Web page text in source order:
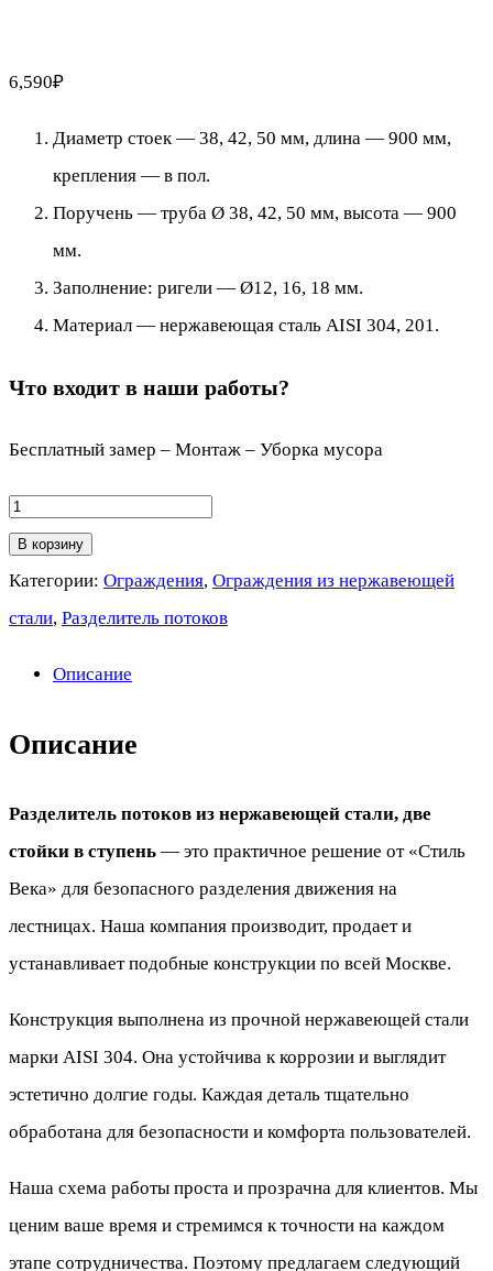
6,590₽
Диаметр стоек — 38, 42, 50 мм, длина — 900 мм,
крепления — в пол.
Поручень — труба Ø 38, 42, 50 мм, высота — 900
мм.
Заполнение: ригели — Ø12, 16, 18 мм.
Материал — нержавеющая сталь AISI 304, 201.
Что входит в наши работы?
Бесплатный замер – Монтаж – Уборка мусора
Количество
товара
Разделитель
потоков
стойки
ступень
В корзину
Категории: Ограждения, Ограждения из нержавеющей
стали, Разделитель потоков
Описание
Описание
Разделитель потоков из нержавеющей стали, две
стойки в ступень — это практичное решение от «Стиль
Века» для безопасного разделения движения на
лестницах. Наша компания производит, продает и
устанавливает подобные конструкции по всей Москве.
Конструкция выполнена из прочной нержавеющей стали
марки AISI 304. Она устойчива к коррозии и выглядит
эстетично долгие годы. Каждая деталь тщательно
обработана для безопасности и комфорта пользователей.
Наша схема работы проста и прозрачна для клиентов. Мы
ценим ваше время и стремимся к точности на каждом
этапе сотрудничества. Поэтому предлагаем следующий